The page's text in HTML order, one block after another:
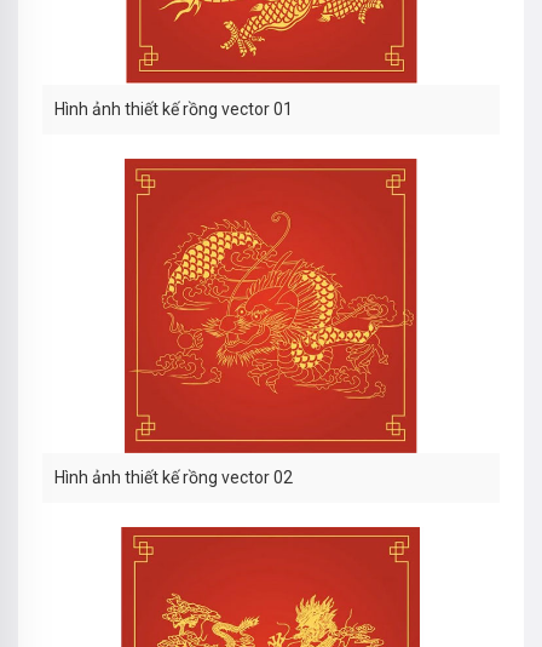
Hình ảnh thiết kế rồng vector 01
Hình ảnh thiết kế rồng vector 02